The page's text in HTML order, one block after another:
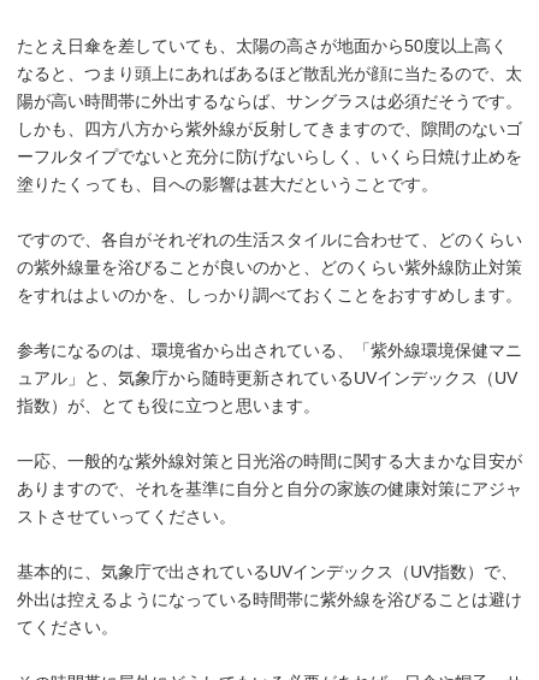
たとえ日傘を差していても、太陽の高さが地面から50度以上高く
なると、つまり頭上にあればあるほど散乱光が顔に当たるので、太
陽が高い時間帯に外出するならば、サングラスは必須だそうです。
しかも、四方八方から紫外線が反射してきますので、隙間のないゴ
ーフルタイプでないと充分に防げないらしく、いくら日焼け止めを
塗りたくっても、目への影響は甚大だということです。
ですので、各自がそれぞれの生活スタイルに合わせて、どのくらい
の紫外線量を浴びることが良いのかと、どのくらい紫外線防止対策
をすれはよいのかを、しっかり調べておくことをおすすめします。
参考になるのは、環境省から出されている、「紫外線環境保健マニ
ュアル」と、気象庁から随時更新されているUVインデックス（UV
指数）が、とても役に立つと思います。
一応、一般的な紫外線対策と日光浴の時間に関する大まかな目安が
ありますので、それを基準に自分と自分の家族の健康対策にアジャ
ストさせていってください。
基本的に、気象庁で出されているUVインデックス（UV指数）で、
外出は控えるようになっている時間帯に紫外線を浴びることは避け
てください。